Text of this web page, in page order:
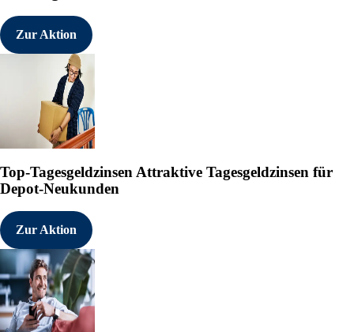
Zur Aktion
Top-Tagesgeldzinsen Attraktive Tagesgeldzinsen für
Depot-Neukunden
Zur Aktion